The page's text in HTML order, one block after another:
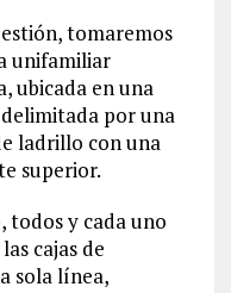
tomaremos
unifamiliar
ubicada en una
por una
ladrillo con una
superior.
todos y cada uno
cajas de
sola línea,